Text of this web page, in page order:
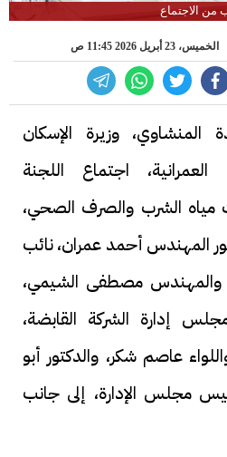
من الاجتماع
الخميس، 23 أبريل 2026 11:45 ص
المنشاوي، وزيرة الإسكان
اجتماع اللجنة
مياه الشرب والصرف الصحي،
المهندس أحمد عمران، نائب
والمهندس مصطفى الشيمي،
إدارة الشركة القابضة،
عاصم شكر، والدكتور أبو
مجلس الإدارة، إلى جانب